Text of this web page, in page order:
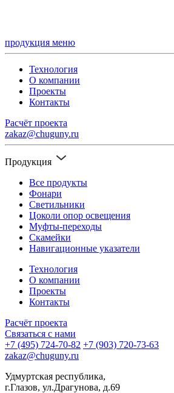
продукция меню
Технология
О компании
Проекты
Контакты
Расчёт проекта
zakaz@chuguny.ru
Продукция
Все продукты
Фонари
Светильники
Цоколи опор освещения
Муфты-переходы
Скамейки
Навигационные указатели
Технология
О компании
Проекты
Контакты
Расчёт проекта
Связаться с нами
+7 (495) 724-70-82 +7 (903) 720-73-63
zakaz@chuguny.ru
Удмуртская республика,
г.Глазов, ул.Драгунова, д.69